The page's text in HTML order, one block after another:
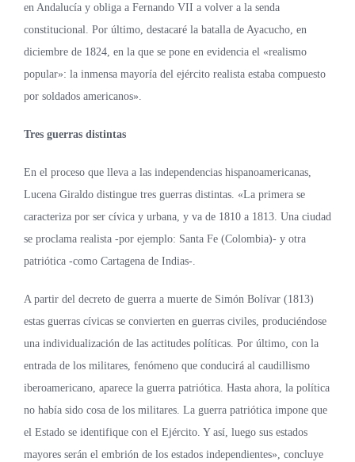
en Andalucía y obliga a Fernando VII a volver a la senda
constitucional. Por último, destacaré la batalla de Ayacucho, en
diciembre de 1824, en la que se pone en evidencia el «realismo
popular»: la inmensa mayoría del ejército realista estaba compuesto
por soldados americanos».
Tres guerras distintas
En el proceso que lleva a las independencias hispanoamericanas,
Lucena Giraldo distingue tres guerras distintas. «La primera se
caracteriza por ser cívica y urbana, y va de 1810 a 1813. Una ciudad
se proclama realista -por ejemplo: Santa Fe (Colombia)- y otra
patriótica -como Cartagena de Indias-.
A partir del decreto de guerra a muerte de Simón Bolívar (1813)
estas guerras cívicas se convierten en guerras civiles, produciéndose
una individualización de las actitudes políticas. Por último, con la
entrada de los militares, fenómeno que conducirá al caudillismo
iberoamericano, aparece la guerra patriótica. Hasta ahora, la política
no había sido cosa de los militares. La guerra patriótica impone que
el Estado se identifique con el Ejército. Y así, luego sus estados
mayores serán el embrión de los estados independientes», concluye